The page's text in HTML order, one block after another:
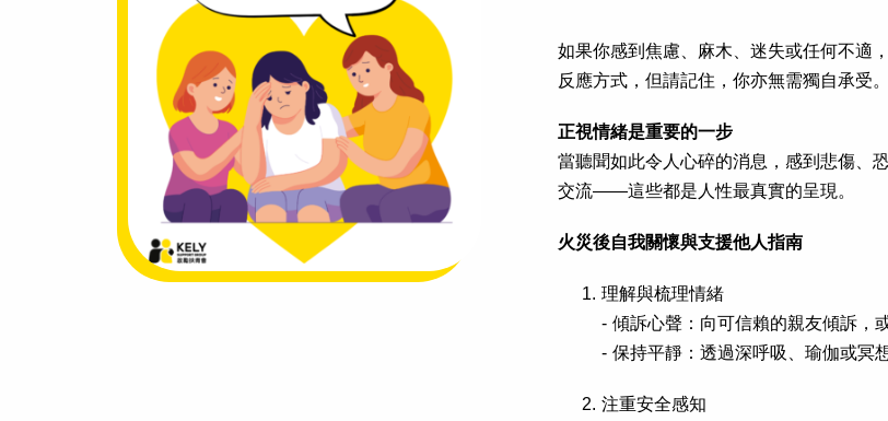
如果你感到焦慮、麻木、迷失或任何不適
反應方式，但請記住，你亦無需獨自承受。
正視情緒是重要的一步
當聽聞如此令人心碎的消息，感到悲傷、
交流——這些都是人性最真實的呈現。
火災後自我關懷與支援他人指南
理解與梳理情緒
- 傾訴心聲：向可信賴的親友傾訴，
- 保持平靜：透過深呼吸、瑜伽或冥
注重安全感知